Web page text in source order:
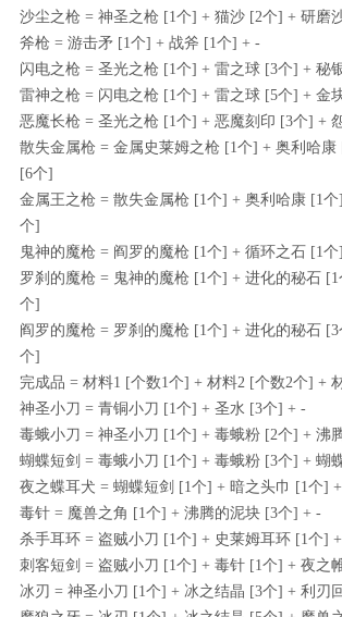
沙尘之枪 = 神圣之枪 [1个] + 猫沙 [2个] + 研磨
斧枪 = 游击矛 [1个] + 战斧 [1个] + -
闪电之枪 = 圣光之枪 [1个] + 雷之球 [3个] + 秘
雷神之枪 = 闪电之枪 [1个] + 雷之球 [5个] + 金
恶魔长枪 = 圣光之枪 [1个] + 恶魔刻印 [3个] +
散失金属枪 = 金属史莱姆之枪 [1个] + 奥利哈
[6个]
金属王之枪 = 散失金属枪 [1个] + 奥利哈康 [1
个]
鬼神的魔枪 = 阎罗的魔枪 [1个] + 循环之石 [1
罗刹的魔枪 = 鬼神的魔枪 [1个] + 进化的秘石
个]
阎罗的魔枪 = 罗刹的魔枪 [1个] + 进化的秘石
个]
完成品 = 材料1 [个数1个] + 材料2 [个数2个] +
神圣小刀 = 青铜小刀 [1个] + 圣水 [3个] + -
毒蛾小刀 = 神圣小刀 [1个] + 毒蛾粉 [2个] + 沸
蝴蝶短剑 = 毒蛾小刀 [1个] + 毒蛾粉 [3个] + 蝴
夜之蝶耳犬 = 蝴蝶短剑 [1个] + 暗之头巾 [1个]
毒针 = 魔兽之角 [1个] + 沸腾的泥块 [3个] + -
杀手耳环 = 盗贼小刀 [1个] + 史莱姆耳环 [1个]
刺客短剑 = 盗贼小刀 [1个] + 毒针 [1个] + 夜之
冰刃 = 神圣小刀 [1个] + 冰之结晶 [3个] + 利刃